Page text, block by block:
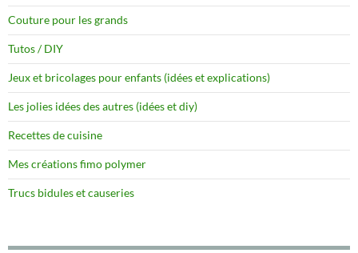
Couture pour les grands
Tutos / DIY
Jeux et bricolages pour enfants (idées et explications)
Les jolies idées des autres (idées et diy)
Recettes de cuisine
Mes créations fimo polymer
Trucs bidules et causeries